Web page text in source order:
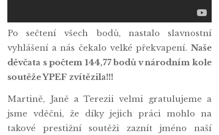
Po sečtení všech bodů, nastalo slavnostní
vyhlášení a nás čekalo velké překvapení. Naše
děvčata s počtem 144,77 bodů v národním kole
soutěže YPEF zvítězila!!!
Martině, Janě a Terezii velmi gratulujeme a
jsme vděčni, že díky jejich práci mohlo na
takové prestižní soutěži zaznít jméno naší